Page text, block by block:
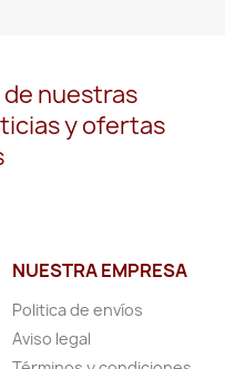
nuestras
y ofertas
NUESTRA EMPRESA
Politica de envíos
Aviso legal